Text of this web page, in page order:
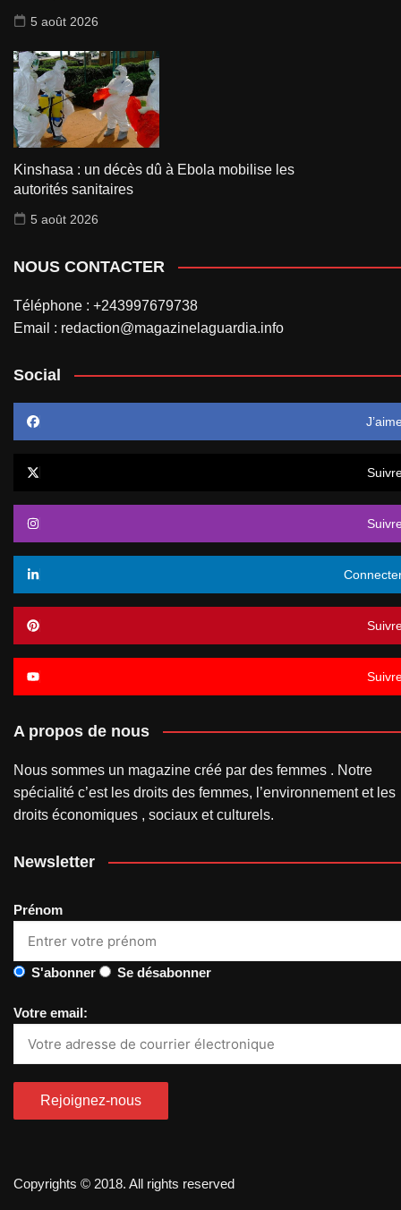
5 août 2026
Kinshasa : un décès dû à Ebola mobilise les
autorités sanitaires
5 août 2026
NOUS CONTACTER
Téléphone : +243997679738
Email : redaction@magazinelaguardia.info
Social
A propos de nous
Nous sommes un magazine créé par des femmes . Notre
spécialité c’est les droits des femmes, l’environnement et les
droits économiques , sociaux et culturels.
Newsletter
Prénom
S'abonner Se désabonner
Votre email:
Copyrights © 2018. All rights reserved